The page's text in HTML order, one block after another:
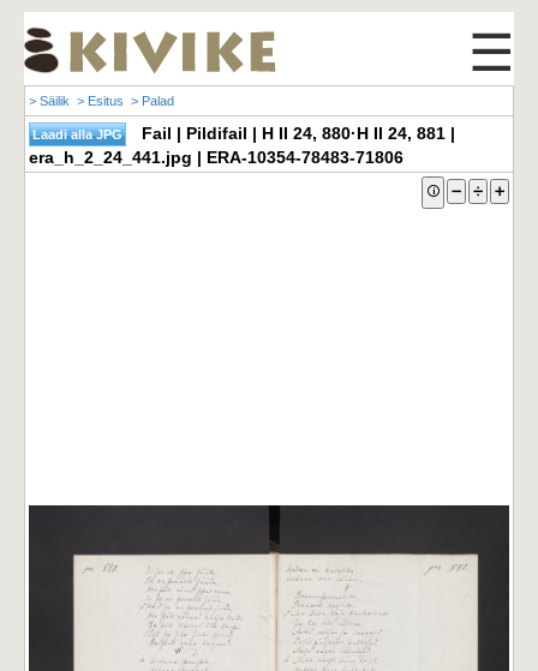
☰
> Säilik > Esitus > Palad
Fail | Pildifail | H II 24, 880·H II 24, 881 |
era_h_2_24_441.jpg | ERA-10354-78483-71806